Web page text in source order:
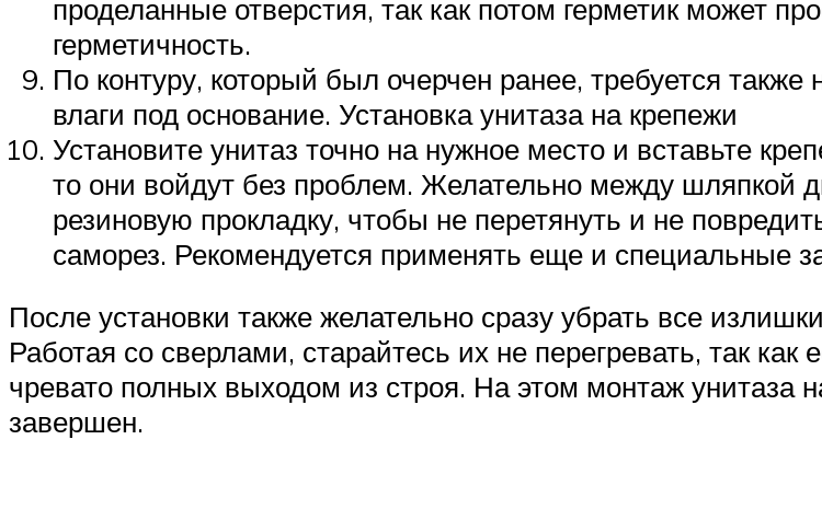
проделанные отверстия, так как потом герметик может
герметичность.
По контуру, который был очерчен ранее, требуется
влаги под основание. Установка унитаза на крепежи
Установите унитаз точно на нужное место и вставьте
то они войдут без проблем. Желательно между шляпкой
резиновую прокладку, чтобы не перетянуть и не
саморез. Рекомендуется применять еще и специальные
После установки также желательно сразу убрать все
Работая со сверлами, старайтесь их не перегревать, так
чревато полных выходом из строя. На этом монтаж унитаза
завершен.